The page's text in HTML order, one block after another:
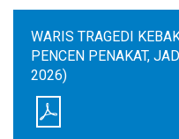
WARIS TRAGEDI
PENCEN PENAKAT,
2026)